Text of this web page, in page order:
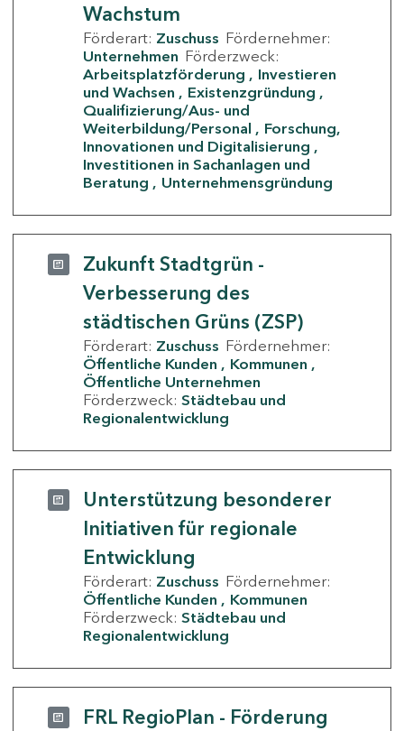
Wachstum
Förderart: Zuschuss Fördernehmer:
Unternehmen Förderzweck:
Arbeitsplatzförderung
Investieren
und Wachsen
Existenzgründung
Qualifizierung/Aus- und
Weiterbildung/Personal
Forschung,
Innovationen und Digitalisierung
Investitionen in Sachanlagen und
Beratung
Unternehmensgründung
Zukunft Stadtgrün -
Verbesserung des
städtischen Grüns (ZSP)
Förderart: Zuschuss Fördernehmer:
Öffentliche Kunden
Kommunen
Öffentliche Unternehmen
Förderzweck: Städtebau und
Regionalentwicklung
Unterstützung besonderer
Initiativen für regionale
Entwicklung
Förderart: Zuschuss Fördernehmer:
Öffentliche Kunden
Kommunen
Förderzweck: Städtebau und
Regionalentwicklung
FRL RegioPlan - Förderung